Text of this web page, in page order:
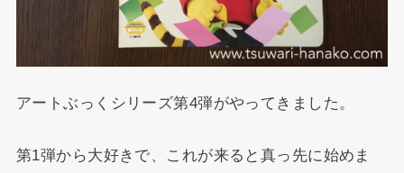
アートぶっくシリーズ第4弾がやってきました。
第1弾から大好きで、これが来ると真っ先に始めま